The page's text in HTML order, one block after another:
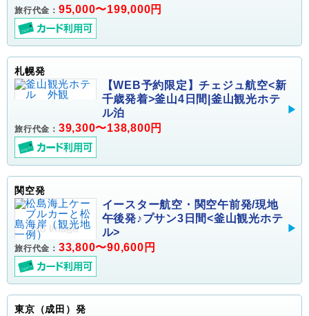
旅行代金： 95,000〜199,000円
札幌発
【WEB予約限定】チェジュ航空<新
千歳発着>釜山4日間|釜山観光ホテ
ル泊
旅行代金： 39,300〜138,800円
関空発
イースター航空・関空午前発/現地
午後発♪プサン3日間<釜山観光ホテ
ル>
旅行代金： 33,800〜90,600円
東京（成田）発